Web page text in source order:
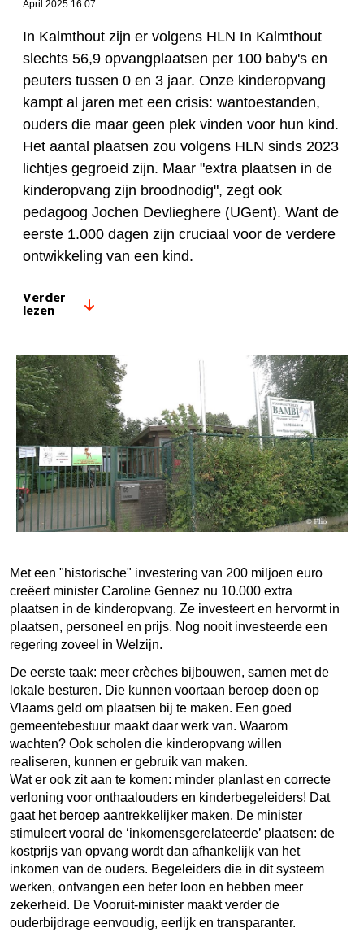
April 2025 16:07
In Kalmthout zijn er volgens HLN In Kalmthout
slechts 56,9 opvangplaatsen per 100 baby's en
peuters tussen 0 en 3 jaar. Onze kinderopvang
kampt al jaren met een crisis: wantoestanden,
ouders die maar geen plek vinden voor hun kind.
Het aantal plaatsen zou volgens HLN sinds 2023
lichtjes gegroeid zijn. Maar "extra plaatsen in de
kinderopvang zijn broodnodig", zegt ook
pedagoog Jochen Devlieghere (UGent). Want de
eerste 1.000 dagen zijn cruciaal voor de verdere
ontwikkeling van een kind.
Verder
lezen
Met een "historische" investering van 200 miljoen euro
creëert minister Caroline Gennez nu 10.000 extra
plaatsen in de kinderopvang. Ze investeert en hervormt in
plaatsen, personeel en prijs. Nog nooit investeerde een
regering zoveel in Welzijn.
De eerste taak: meer crèches bijbouwen, samen met de
lokale besturen. Die kunnen voortaan beroep doen op
Vlaams geld om plaatsen bij te maken. Een goed
gemeentebestuur maakt daar werk van. Waarom
wachten? Ook scholen die kinderopvang willen
realiseren, kunnen er gebruik van maken.
Wat er ook zit aan te komen: minder planlast en correcte
verloning voor onthaalouders en kinderbegeleiders! Dat
gaat het beroep aantrekkelijker maken. De minister
stimuleert vooral de ‘inkomensgerelateerde’ plaatsen: de
kostprijs van opvang wordt dan afhankelijk van het
inkomen van de ouders. Begeleiders die in dit systeem
werken, ontvangen een beter loon en hebben meer
zekerheid. De Vooruit-minister maakt verder de
ouderbijdrage eenvoudig, eerlijk en transparanter.